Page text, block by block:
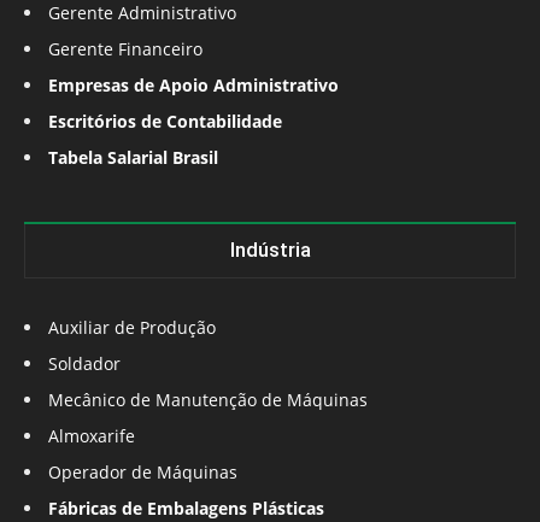
Gerente Administrativo
Gerente Financeiro
Empresas de Apoio Administrativo
Escritórios de Contabilidade
Tabela Salarial Brasil
Indústria
Auxiliar de Produção
Soldador
Mecânico de Manutenção de Máquinas
Almoxarife
Operador de Máquinas
Fábricas de Embalagens Plásticas